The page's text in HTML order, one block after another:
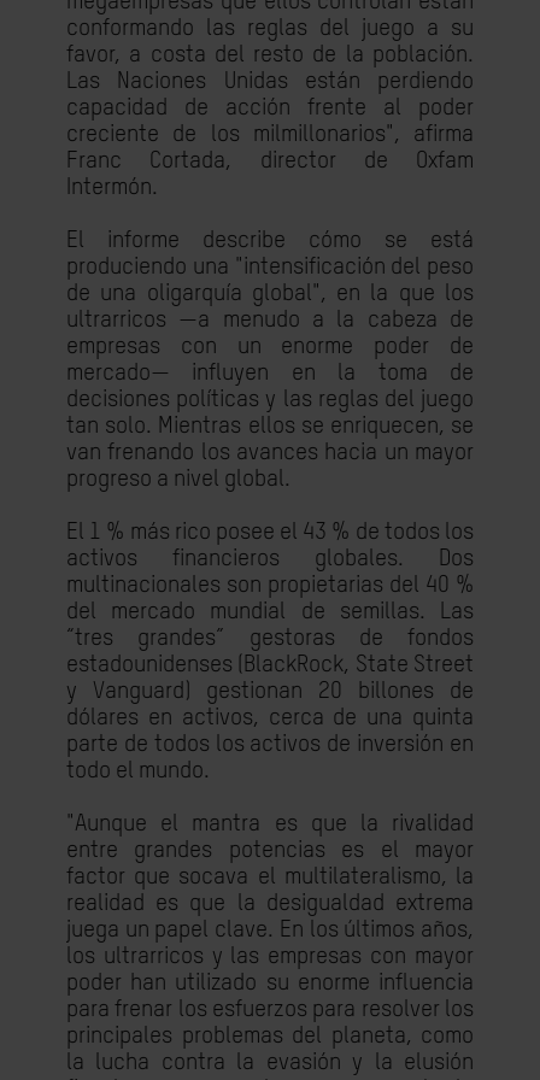
conformando las reglas del juego a su
favor, a costa del resto de la población.
Las Naciones Unidas están perdiendo
capacidad de acción frente al poder
creciente de los milmillonarios", afirma
Franc Cortada, director de Oxfam
Intermón.
El informe describe cómo se está
produciendo una "intensificación del peso
de una oligarquía global", en la que los
ultrarricos —a menudo a la cabeza de
empresas con un enorme poder de
mercado— influyen en la toma de
decisiones políticas y las reglas del juego
tan solo. Mientras ellos se enriquecen, se
van frenando los avances hacia un mayor
progreso a nivel global.
El 1 % más rico posee el 43 % de todos los
activos financieros globales. Dos
multinacionales son propietarias del 40 %
del mercado mundial de semillas. Las
“tres grandes” gestoras de fondos
estadounidenses (BlackRock, State Street
y Vanguard) gestionan 20 billones de
dólares en activos, cerca de una quinta
parte de todos los activos de inversión en
todo el mundo.
"Aunque el mantra es que la rivalidad
entre grandes potencias es el mayor
factor que socava el multilateralismo, la
realidad es que la desigualdad extrema
juega un papel clave. En los últimos años,
los ultrarricos y las empresas con mayor
poder han utilizado su enorme influencia
para frenar los esfuerzos para resolver los
principales problemas del planeta, como
la lucha contra la evasión y la elusión